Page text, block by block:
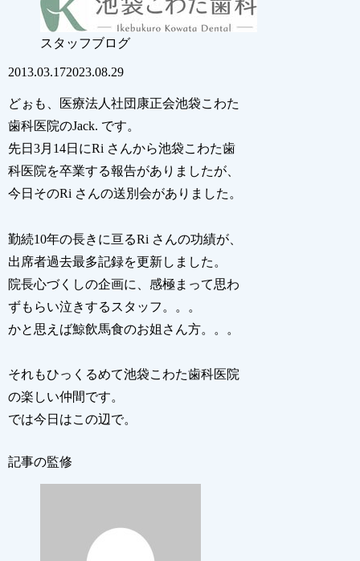
スタッフブログ
2013.03.172023.08.29
どぉも、医療法人社団康正会池袋こわた
歯科医院のJack. です。
先日3月14日にRi さんから池袋こわた歯
科医院を卒業する報告がありましたが、
今日そのRi さんの送別会がありました。
勤続10年の長きに亘るRi さんの功績が、
出席者過去最多記録を更新しました。
院長心づくしの企画に、感極まって思わ
ずもらい泣きするスタッフ。。。
かと思えば鯨飲馬食のお姐さん方。。。
それもひっくるめて池袋こわた歯科医院
の楽しい仲間です。
では今日はこの辺で。
記事の監修